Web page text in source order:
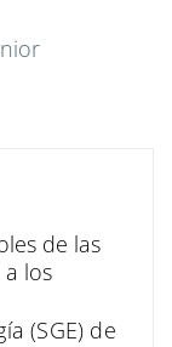
de las
los
(SGE) de